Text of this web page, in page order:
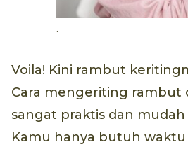
.
Voila! Kini rambut
Cara mengeriting rambut
sangat praktis dan mudah
Kamu hanya butuh waktu